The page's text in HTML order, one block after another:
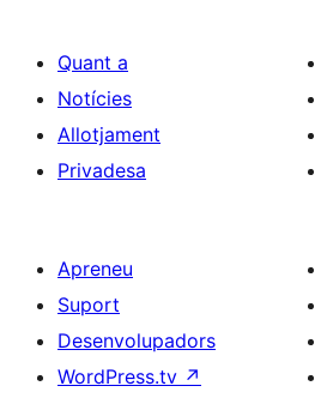
Quant a
Notícies
Allotjament
Privadesa
Apreneu
Suport
Desenvolupadors
WordPress.tv ↗